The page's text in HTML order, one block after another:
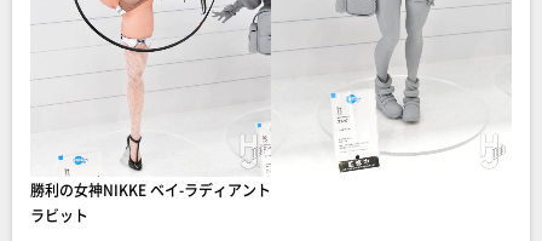
勝利の女神NIKKE ベイ-ラディアント
ラビット